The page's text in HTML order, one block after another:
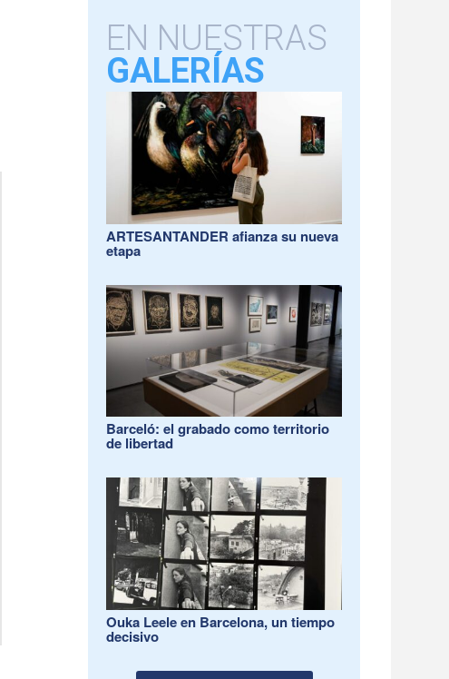
EN NUESTRAS
GALERÍAS
ARTESANTANDER afianza su nueva
etapa
Barceló: el grabado como territorio
de libertad
Ouka Leele en Barcelona, un tiempo
decisivo